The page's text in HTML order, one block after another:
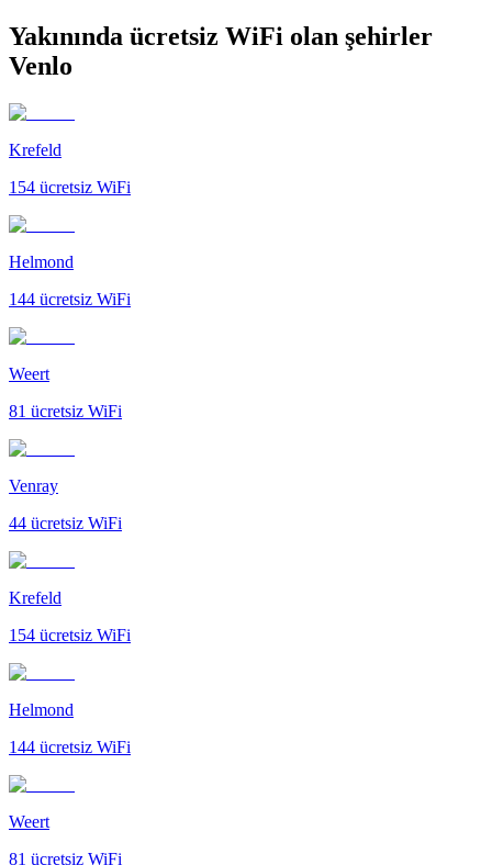
Yakınında ücretsiz WiFi olan şehirler
Venlo
Krefeld
154 ücretsiz WiFi
Helmond
144 ücretsiz WiFi
Weert
81 ücretsiz WiFi
Venray
44 ücretsiz WiFi
Krefeld
154 ücretsiz WiFi
Helmond
144 ücretsiz WiFi
Weert
81 ücretsiz WiFi